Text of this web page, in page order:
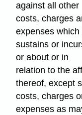
against all other
costs, charges
expenses which
sustains or
or about or in
relation to the
thereof, except
costs, charges
expenses as